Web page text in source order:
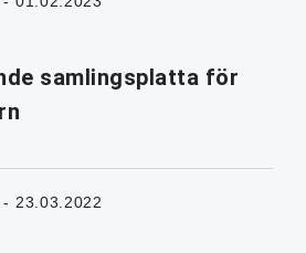
samlingsplatta för
- 23.03.2022